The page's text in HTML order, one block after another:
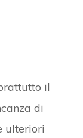
il
di
ulteriori